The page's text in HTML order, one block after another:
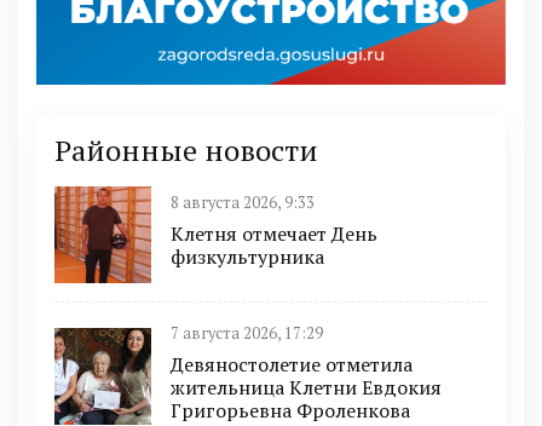
Районные новости
8 августа 2026, 9:33
Клетня отмечает День
физкультурника
7 августа 2026, 17:29
Девяностолетие отметила
жительница Клетни Евдокия
Григорьевна Фроленкова